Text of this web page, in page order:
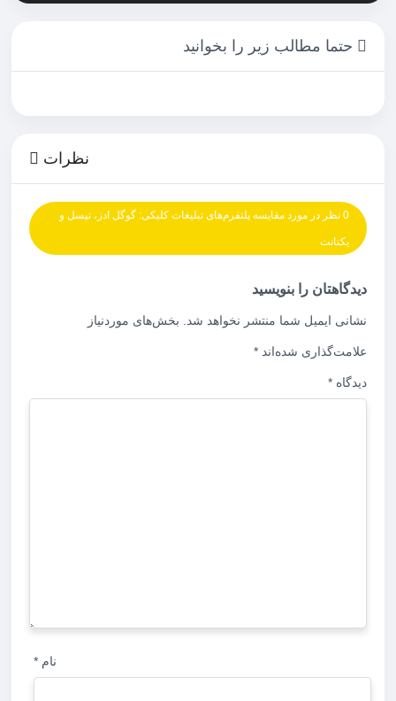
حتما مطالب زیر را بخوانید
نظرات
0 نظر در مورد مقایسه پلتفرم‌های تبلیغات کلیکی: گوگل ادز، تپسل و
یکتانت
دیدگاهتان را بنویسید
نشانی ایمیل شما منتشر نخواهد شد. بخش‌های موردنیاز
علامت‌گذاری شده‌اند *
دیدگاه *
نام *